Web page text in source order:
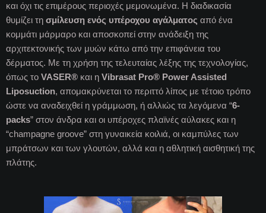
και όχι τις επιμέρους περιοχές μεμονωμένα. Η διαδικασία
θυμίζει τη σμίλευση ενός υπέροχου αγάλματος από ένα
κομμάτι μάρμαρο και αποσκοπεί στην ανάδειξη της
αρχιτεκτονικής των μυών κάτω από την επιφάνεια του
δέρματος. Με τη χρήση της τελευταίας λέξης της τεχνολογίας,
όπως το VASER® και η Vibrasat Pro® Power Assisted
Liposuction, απομακρύνεται το περιττό λίπος με τέτοιο τρόπο
ώστε να αναδειχθεί η γράμμωση, ή αλλιώς τα λεγόμενα “6-
packs” στον άνδρα και οι υπέροχες πλαϊνές αύλακες και η
“champagne groove” στη γυναικεία κοιλιά, οι καμπύλες των
μπράτσων και των γλουτών, αλλά και η αθλητική αισθητική της
πλάτης.